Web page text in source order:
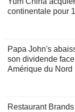
continentale pour
Papa John's
son dividende
Amérique du Nord
Restaurant